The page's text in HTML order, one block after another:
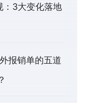
：3大变化落地
报销单的五道